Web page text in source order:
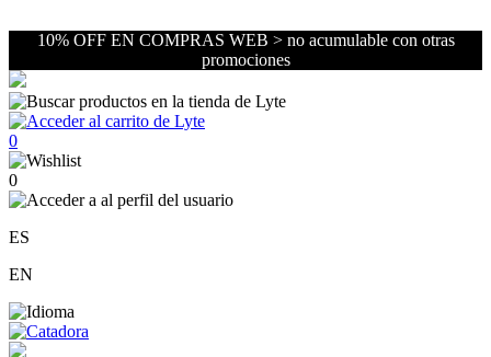
10% OFF EN COMPRAS WEB > no acumulable con otras
promociones
0
0
ES
EN